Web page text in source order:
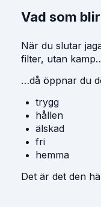
Vad som
När du slutar
filter, utan
…då öppnar du
trygg
hållen
älskad
fri
hemma
Det är det den